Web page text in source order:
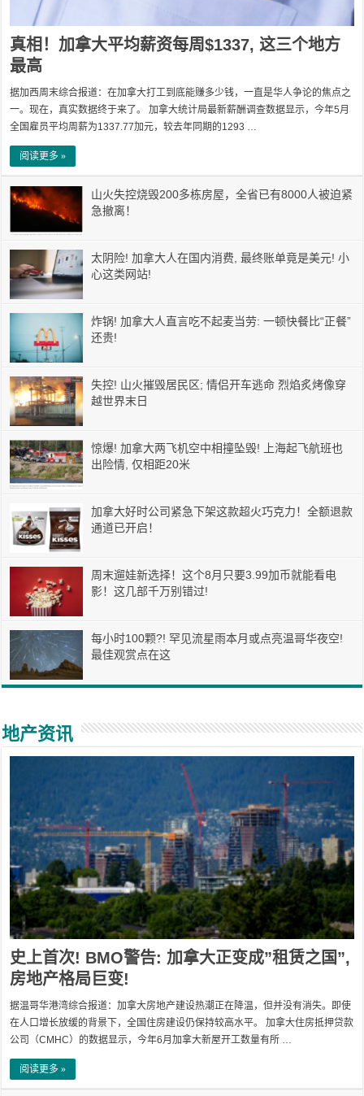
真相！加拿大平均薪资每周$1337, 这三个地方
最高
据加西周末综合报道：在加拿大打工到底能赚多少钱，一直是华人争论的焦点之
一。现在，真实数据终于来了。 加拿大统计局最新薪酬调查数据显示，今年5月
全国雇员平均周薪为1337.77加元，较去年同期的1293 …
阅读更多 »
山火失控烧毁200多栋房屋，全省已有8000人被迫紧
急撤离！
太阴险! 加拿大人在国内消费, 最终账单竟是美元! 小
心这类网站!
炸锅! 加拿大人直言吃不起麦当劳: 一顿快餐比“正餐”
还贵!
失控! 山火摧毁居民区; 情侣开车逃命 烈焰炙烤像穿
越世界末日
惊爆! 加拿大两飞机空中相撞坠毁! 上海起飞航班也
出险情, 仅相距20米
加拿大好时公司紧急下架这款超火巧克力！全额退款
通道已开启！
周末遛娃新选择！这个8月只要3.99加币就能看电
影！这几部千万别错过!
每小时100颗?! 罕见流星雨本月或点亮温哥华夜空!
最佳观赏点在这
地产资讯
史上首次! BMO警告: 加拿大正变成”租赁之国”,
房地产格局巨变!
据温哥华港湾综合报道：加拿大房地产建设热潮正在降温，但并没有消失。即使
在人口增长放缓的背景下，全国住房建设仍保持较高水平。 加拿大住房抵押贷款
公司（CMHC）的数据显示，今年6月加拿大新屋开工数量有所 …
阅读更多 »